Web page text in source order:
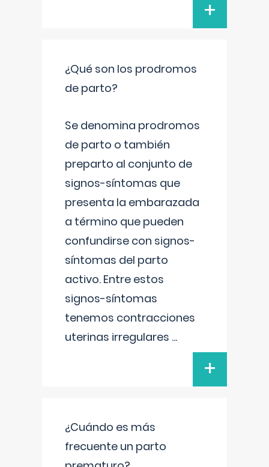
+
¿Qué son los prodromos
de parto?
Se denomina prodromos
de parto o también
preparto al conjunto de
signos-síntomas que
presenta la embarazada
a término que pueden
confundirse con signos-
síntomas del parto
activo. Entre estos
signos-síntomas
tenemos contracciones
uterinas irregulares ...
+
¿Cuándo es más
frecuente un parto